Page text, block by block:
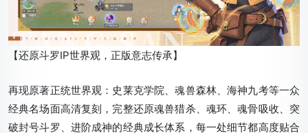
【还原斗罗IP世界观，正版意志传承】
再现原著正统世界观：史莱克学院、魂兽森林、海神九考等一众
经典名场面高清复刻，完整还原魂兽猎杀、魂环、魂骨吸收、突
破封号斗罗、进阶成神的经典成长体系，每一处细节都高度贴合